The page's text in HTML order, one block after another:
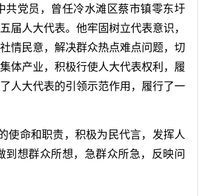
共党员，曾任冷水滩区蔡市镇零东圩
届人大代表。他牢固树立代表意识，
情民意，解决群众热点难点问题，切
体产业，积极行使人大代表权利，履
人大代表的引领示范作用，履行了一
使命和职责，积极为民代言，发挥人
想群众所想，急群众所急，反映问